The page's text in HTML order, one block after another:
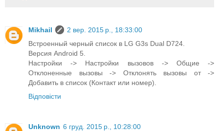
Mikhail
2 вер. 2015 р., 18:33:00
Встроенный черный список в LG G3s Dual D724.
Версия Android 5.
Настройки -> Настройки вызовов -> Общие ->
Отклоненные вызовы -> Отклонять вызовы от ->
Добавить в список (Контакт или номер).
Відповісти
Unknown 6 груд. 2015 р., 10:28:00